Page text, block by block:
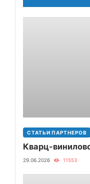
СТАТЬИ ПАРТНЕРОВ
Кварц-
29.06.2026 11553